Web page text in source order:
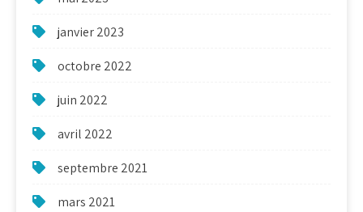
janvier 2023
octobre 2022
juin 2022
avril 2022
septembre 2021
mars 2021